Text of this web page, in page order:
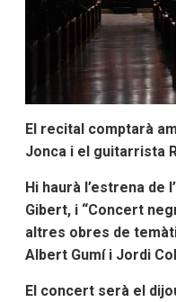
El recital comptarà
Jonca i el guitarrista
Hi haurà l’estrena de
Gibert, i “Concert
altres obres de
Albert Gumí i Jordi Coll
El concert serà el